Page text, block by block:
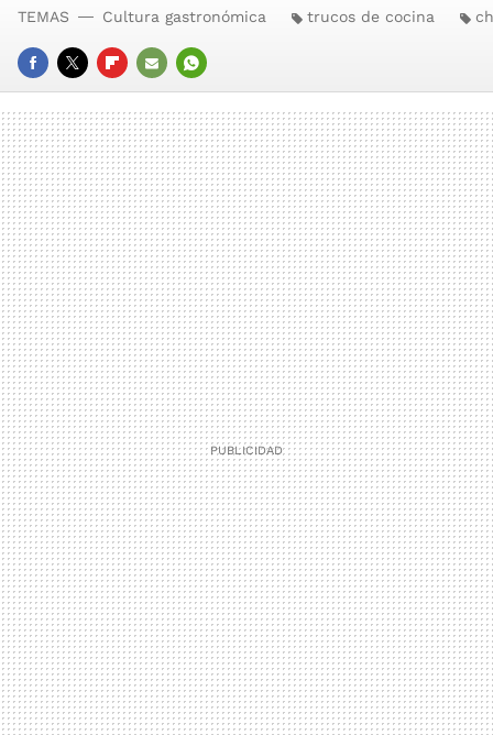
FACEBOOK
TWITTERFLIPBOARD
E-
MAIL
WHATSAPP
TEMAS Cultura gastronómica trucos de cocina